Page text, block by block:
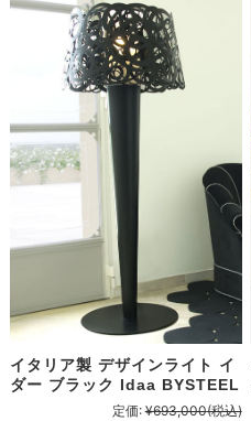
イタリア製 デザインライト イ
ダー ブラック Idaa BYSTEEL
定価: ¥693,000(税込)